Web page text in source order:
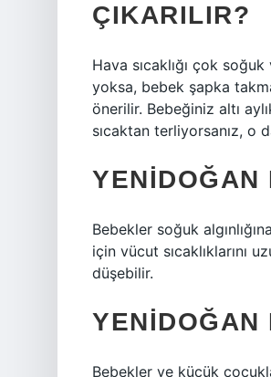
ÇIKARILIR?
Hava sıcaklığı çok
yoksa, bebek şapka
önerilir. Bebeğiniz altı
sıcaktan terliyorsanız, o
YENIDOĞAN
Bebekler soğuk
için vücut sıcaklıklarını
düşebilir.
Bebekler ve küçük